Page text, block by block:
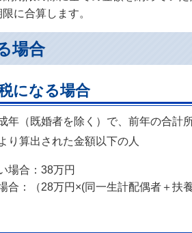
に合算します。
場合
になる場合
年（既婚者を除く）で、前年の合計
り算出された金額以下の人
場合：38万円
合：（28万円×(同一生計配偶者＋扶